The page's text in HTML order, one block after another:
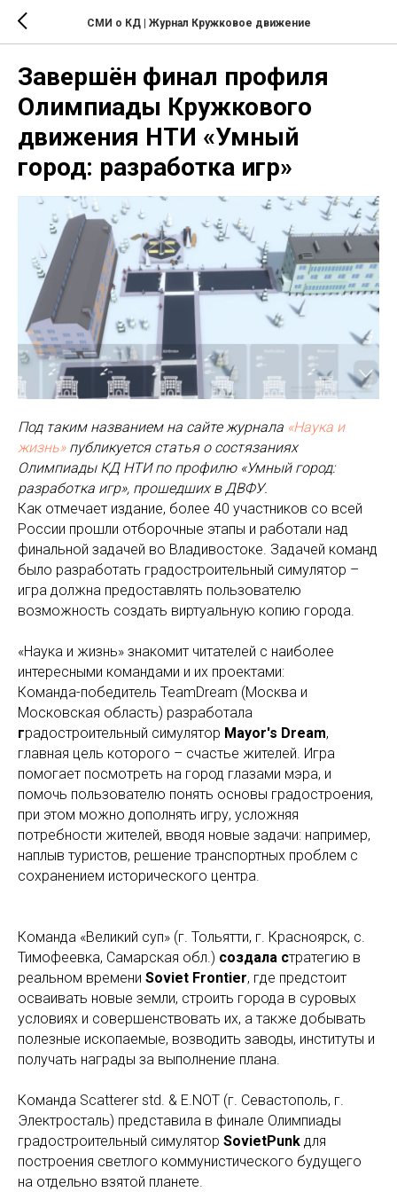
СМИ о КД | Журнал Кружковое движение
Завершён финал профиля
Олимпиады Кружкового
движения НТИ «Умный
город: разработка игр»
Под таким названием на сайте журнала «Наука и
жизнь»публикуется статья о состязаниях
Олимпиады КД НТИ по профилю «Умный город:
разработка игр», прошедших в ДВФУ.
Как отмечает издание, более 40 участников со всей
России прошли отборочные этапы и работали над
финальной задачей во Владивостоке. Задачей команд
было разработать градостроительный симулятор –
игра должна предоставлять пользователю
возможность создать виртуальную копию города.
«Наука и жизнь» знакомит читателей с наиболее
интересными командами и их проектами:
Команда-победитель TeamDream (Москва и
Московская область) разработала
градостроительный симулятор Mayor's Dream,
главная цель которого – счастье жителей. Игра
помогает посмотреть на город глазами мэра, и
помочь пользователю понять основы градостроения,
при этом можно дополнять игру, усложняя
потребности жителей, вводя новые задачи: например,
наплыв туристов, решение транспортных проблем с
сохранением исторического центра.
Команда «Великий суп» (г. Тольятти, г. Красноярск, с.
Тимофеевка, Самарская обл.) создала стратегию в
реальном времени Soviet Frontier, где предстоит
осваивать новые земли, строить города в суровых
условиях и совершенствовать их, а также добывать
полезные ископаемые, возводить заводы, институты и
получать награды за выполнение плана.
Команда Scatterer std. & E.NOT (г. Севастополь, г.
Электросталь) представила в финале Олимпиады
градостроительный симулятор SovietPunk для
построения светлого коммунистического будущего
на отдельно взятой планете.